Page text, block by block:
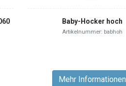
Baby-Hocker hoch
Artikelnummer: babhoh
Mehr Informationen